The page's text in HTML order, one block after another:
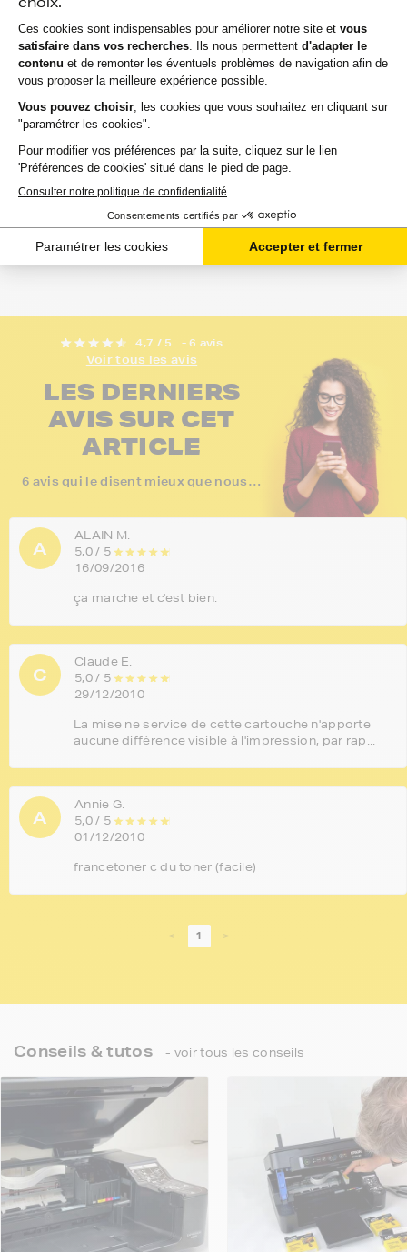
4,7 / 5 - 6 avis
Voir tous les avis
LES DERNIERS
AVIS SUR CET
ARTICLE
6 avis qui le disent mieux que nous…
A
ALAIN M.
5,0 / 5
16/09/2016
ça marche et c'est bien.
C
Claude E.
5,0 / 5
29/12/2010
La mise ne service de cette cartouche n'apporte
aucune différence visible à l'impression, par rap...
A
Annie G.
5,0 / 5
01/12/2010
francetoner c du toner (facile)
< 1 >
KONICA.MINOLTA
A0V301H_BKCMY -...
avis
EN STOCK GARANTIE 2 ANS
LIVRAISON GRATUITE
166,73 €
200,08 € TTC
Ajouter au panier
A0V301H - NOIR -
Format XL
EN STOCK GARANTIE 2 ANS
42,54 €
Ajouter au panier
Conseils & tutos - voir tous les conseils